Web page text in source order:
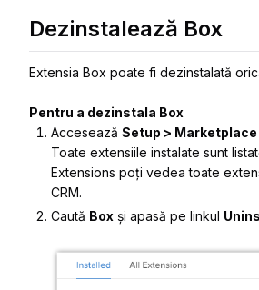
Dezinstalează Box
Extensia Box poate fi dezinstalată
Pentru a dezinstala Box
Accesează Setup > Marketplace
Toate extensiile instalate sunt
Extensions poți vedea toate
CRM.
Caută Box și apasă pe linkul